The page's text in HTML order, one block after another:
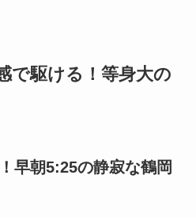
で駆ける！等身大の
早朝5:25の静寂な鶴岡